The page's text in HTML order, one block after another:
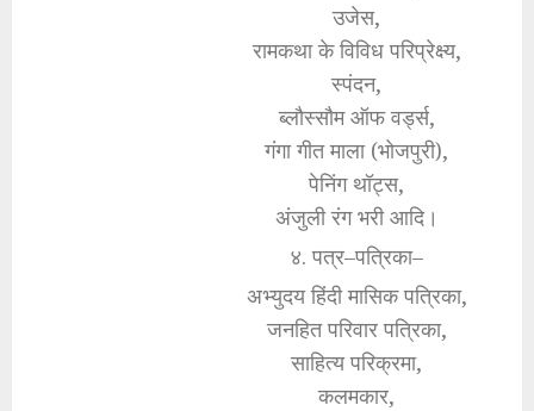
उजेस,
रामकथा के विविध परिप्रेक्ष्य,
स्पंदन,
ब्लौस्सौम ऑफ वर्ड्स,
गंगा गीत माला (भोजपुरी),
पेनिंग थॉट्स,
अंजुली रंग भरी आदि।
४. पत्र–पत्रिका–
अभ्युदय हिंदी मासिक पत्रिका,
जनहित परिवार पत्रिका,
साहित्य परिक्रमा,
कलमकार,